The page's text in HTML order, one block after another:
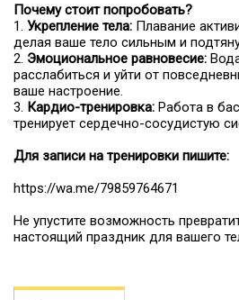
Почему стоит попробовать?
1. Укрепление тела: Плавание
делая ваше тело сильным и
2. Эмоциональное равновесие:
расслабиться и уйти от
ваше настроение.
3. Кардио-тренировка: Работа в
тренирует сердечно-сосудистую
Для записи на тренировки пишите:
https://wa.me/79859764671
Не упустите возможность
настоящий праздник для вашего